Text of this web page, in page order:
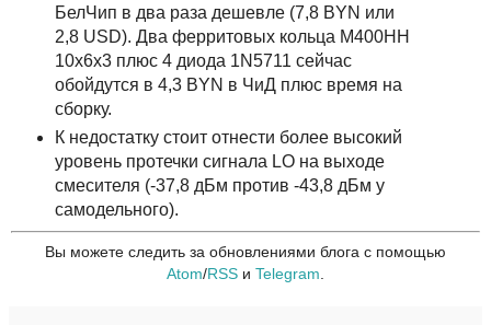
БелЧип в два раза дешевле (7,8 BYN или
2,8 USD). Два ферритовых кольца М400НН
10х6х3 плюс 4 диода 1N5711 сейчас
обойдутся в 4,3 BYN в ЧиД плюс время на
сборку.
К недостатку стоит отнести более высокий
уровень протечки сигнала LO на выходе
смесителя (-37,8 дБм против -43,8 дБм у
самодельного).
Вы можете следить за обновлениями блога с помощью
Atom/RSS и Telegram.